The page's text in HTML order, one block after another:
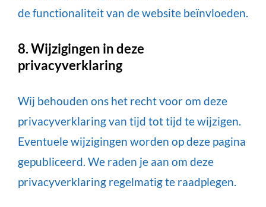
de functionaliteit van de website beïnvloeden.
8. Wijzigingen in deze
privacyverklaring
Wij behouden ons het recht voor om deze
privacyverklaring van tijd tot tijd te wijzigen.
Eventuele wijzigingen worden op deze pagina
gepubliceerd. We raden je aan om deze
privacyverklaring regelmatig te raadplegen.